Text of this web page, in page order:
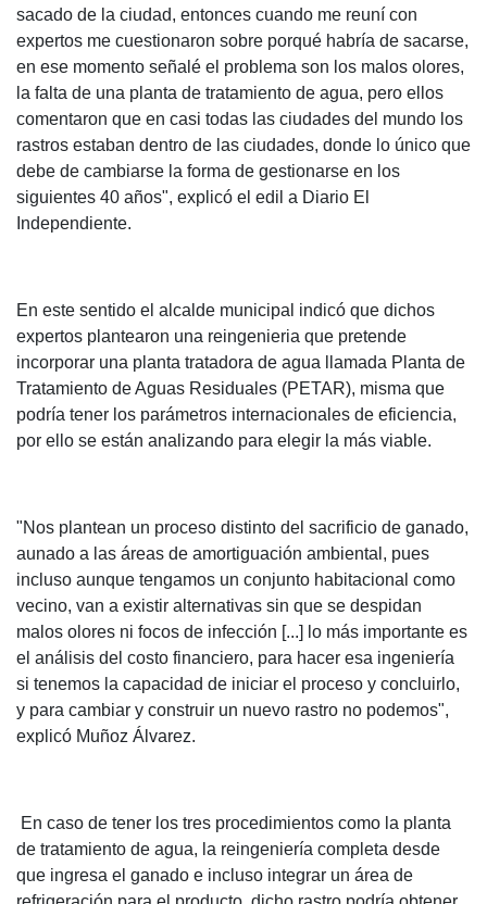
sacado de la ciudad, entonces cuando me reuní con
expertos me cuestionaron sobre porqué habría de sacarse,
en ese momento señalé el problema son los malos olores,
la falta de una planta de tratamiento de agua, pero ellos
comentaron que en casi todas las ciudades del mundo los
rastros estaban dentro de las ciudades, donde lo único que
debe de cambiarse la forma de gestionarse en los
siguientes 40 años", explicó el edil a Diario El
Independiente.
En este sentido el alcalde municipal indicó que dichos
expertos plantearon una reingenieria que pretende
incorporar una planta tratadora de agua llamada Planta de
Tratamiento de Aguas Residuales (PETAR), misma que
podría tener los parámetros internacionales de eficiencia,
por ello se están analizando para elegir la más viable.
"Nos plantean un proceso distinto del sacrificio de ganado,
aunado a las áreas de amortiguación ambiental, pues
incluso aunque tengamos un conjunto habitacional como
vecino, van a existir alternativas sin que se despidan
malos olores ni focos de infección [...] lo más importante es
el análisis del costo financiero, para hacer esa ingeniería
si tenemos la capacidad de iniciar el proceso y concluirlo,
y para cambiar y construir un nuevo rastro no podemos",
explicó Muñoz Álvarez.
En caso de tener los tres procedimientos como la planta
de tratamiento de agua, la reingeniería completa desde
que ingresa el ganado e incluso integrar un área de